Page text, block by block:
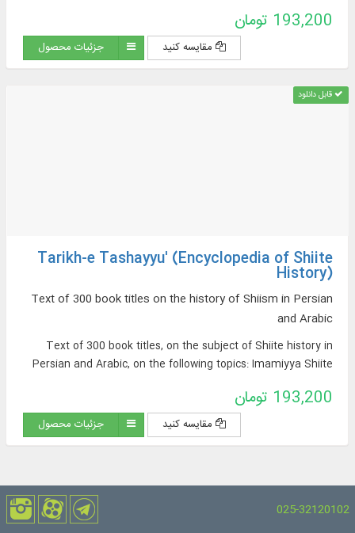
الشيعة و...
193,200 تومان
مقایسه کنید جزئیات محصول
قابل دانلود
Tarikh-e Tashayyu' (Encyclopedia of Shiite
History)
Text of 300 book titles on the history of Shiism in Persian
and Arabic
Text of 300 book titles, on the subject of Shiite history in
Persian and Arabic, on the following topics: Imamiyya Shiite
movements and uprisings, Shiite states, Shiite culture and
civilization, geographical distribution of Shiites, etc.
193,200 تومان
مقایسه کنید جزئیات محصول
025-32120102